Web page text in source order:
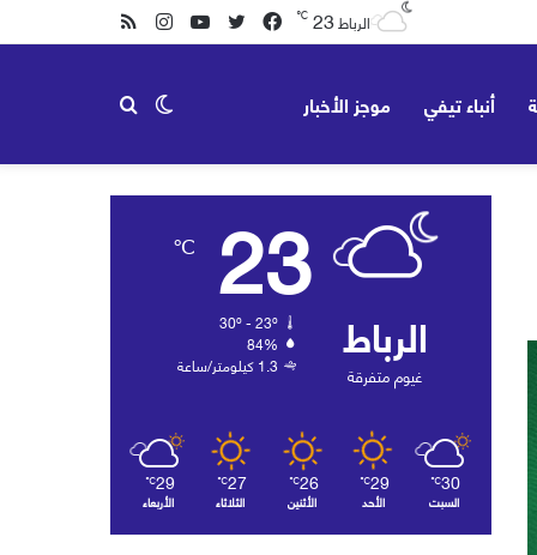
RSS
انستقرام يوتيوب تويتر
فيسبوك الرباط23
℃
أنباء تيفي موجز الأخبار الوضع
الرباط
غيوم متفرقة
23
℃
30º - 23º
84%
1.3 كيلومتر/ساعة
30
℃
السبت
29
℃
الأحد
26
℃
الأثنين
27
℃
الثلاثاء
29
℃
الأربعاء